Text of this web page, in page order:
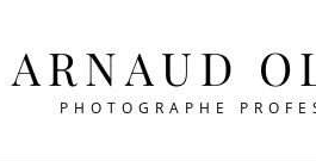
ARNAUD
PHOTOGRAPHE